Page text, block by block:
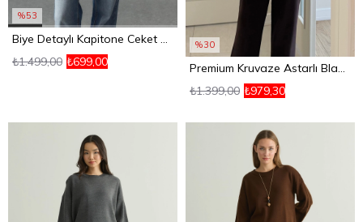
%53
Biye Detaylı Kapitone Ceket Ekru
₺699,00
₺1.499,00
%30
Premium Kruvaze Astarlı Blazer Ceket Taş
₺979,30
₺1.399,00